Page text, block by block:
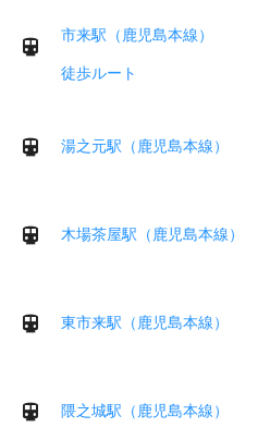
市来駅（鹿児島本線）
徒歩ルート
湯之元駅（鹿児島本線）
木場茶屋駅（鹿児島本線）
東市来駅（鹿児島本線）
隈之城駅（鹿児島本線）